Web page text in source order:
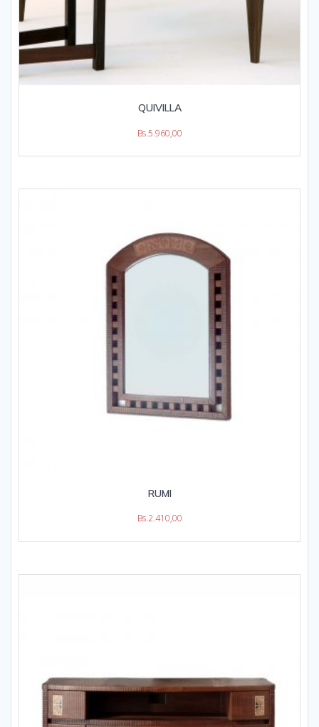
QUIVILLA
Bs.5.960,00
RUMI
Bs.2.410,00